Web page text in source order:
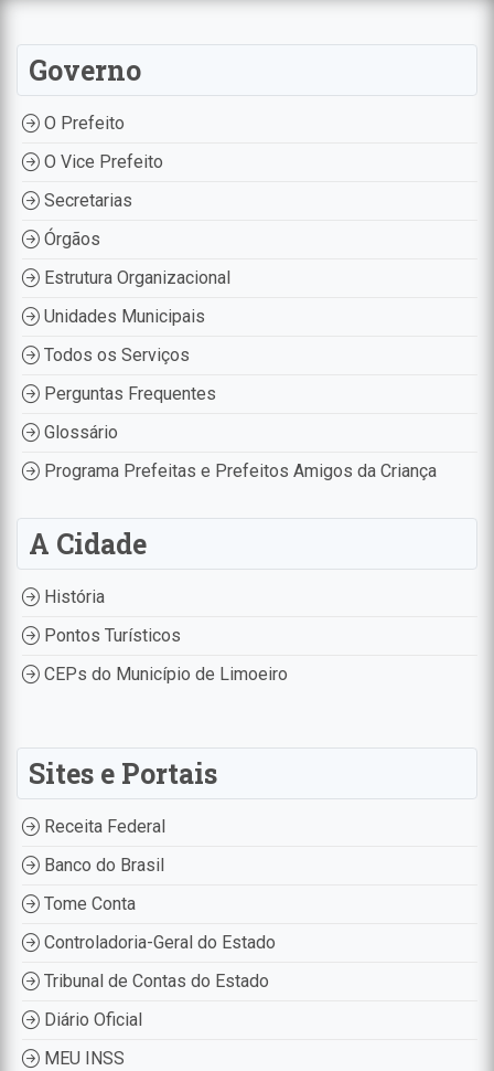
Governo
O Prefeito
O Vice Prefeito
Secretarias
Órgãos
Estrutura Organizacional
Unidades Municipais
Todos os Serviços
Perguntas Frequentes
Glossário
Programa Prefeitas e Prefeitos Amigos da Criança
A Cidade
História
Pontos Turísticos
CEPs do Município de Limoeiro
Sites e Portais
Receita Federal
Banco do Brasil
Tome Conta
Controladoria-Geral do Estado
Tribunal de Contas do Estado
Diário Oficial
MEU INSS